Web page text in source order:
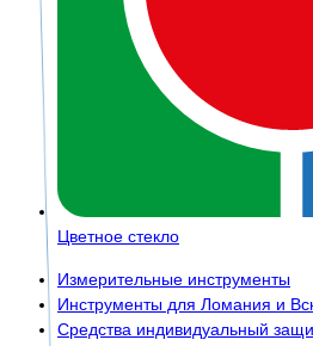
Цветное стекло
Измерительные инструменты
Инструменты для Ломания и
Средства индивидуальный